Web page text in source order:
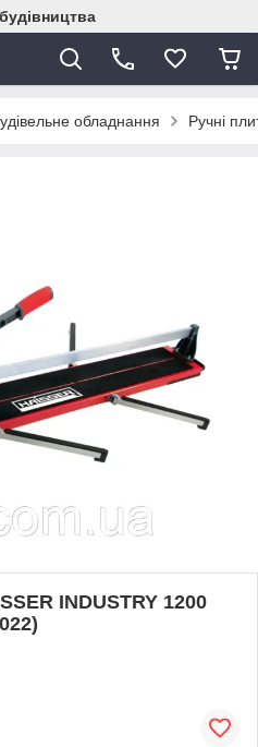
обладнання Ручні
INDUSTRY 1200